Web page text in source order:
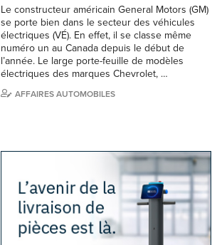
Le constructeur américain General Motors (GM)
se porte bien dans le secteur des véhicules
électriques (VÉ). En effet, il se classe même
numéro un au Canada depuis le début de
l’année. Le large porte-feuille de modèles
électriques des marques Chevrolet, …
AFFAIRES AUTOMOBILES